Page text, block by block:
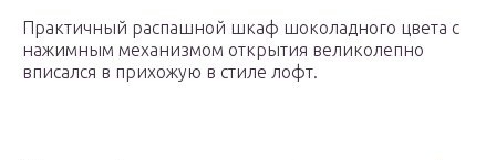
Практичный распашной шкаф шоколадного цвета с
нажимным механизмом открытия великолепно
вписался в прихожую в стиле лофт.